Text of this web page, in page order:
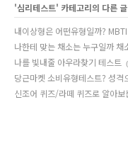
'심리테스트' 카테고리의 다른 글
내이상형은 어떤유형일까?
나한테 맞는 채소는 누구일까 채
나를 빛내줄 아우라찾기 테스트
당근마켓 소비유형테스트? 성격
신조어 퀴즈/라떼 퀴즈로 알아